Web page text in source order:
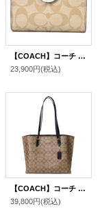
【COACH】コーチ コーティングキャンバス スムースレザー シグネチャー ミディアム コーナー ジップ ウォレット 二つ折り財布 ライトカーキ×チャーク（日本未発売）
23,900円(税込)
【COACH】コーチ コーティングキャンバス スムースレザー シグネチャー モリー トートバッグ カーキ×ブラック〔日本未発売〕
39,800円(税込)